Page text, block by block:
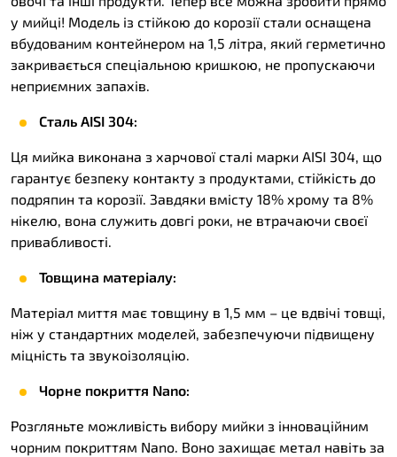
у мийці! Модель із стійкою до корозії стали оснащена
вбудованим контейнером на 1,5 літра, який герметично
закривається спеціальною кришкою, не пропускаючи
неприємних запахів.
Сталь AISI 304:
Ця мийка виконана з харчової сталі марки AISI 304, що
гарантує безпеку контакту з продуктами, стійкість до
подряпин та корозії. Завдяки вмісту 18% хрому та 8%
нікелю, вона служить довгі роки, не втрачаючи своєї
привабливості.
Товщина матеріалу:
Матеріал миття має товщину в 1,5 мм – це вдвічі товщі,
ніж у стандартних моделей, забезпечуючи підвищену
міцність та звукоізоляцію.
Чорне покриття Nano:
Розгляньте можливість вибору мийки з інноваційним
чорним покриттям Nano. Воно захищає метал навіть за